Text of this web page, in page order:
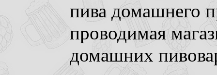
пива домашнего
проводимая
домашних